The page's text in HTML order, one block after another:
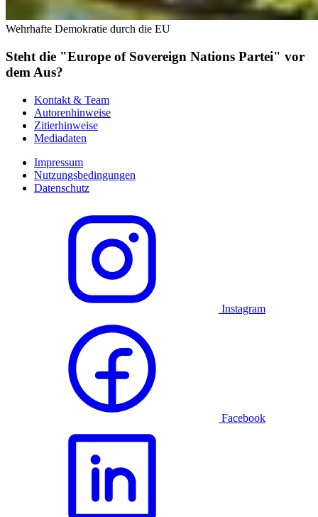
Wehrhafte Demokratie durch die EU
Steht die "Europe of Sovereign Nations Partei" vor
dem Aus?
Kontakt & Team
Autorenhinweise
Zitierhinweise
Mediadaten
Impressum
Nutzungsbedingungen
Datenschutz
Instagram
Facebook